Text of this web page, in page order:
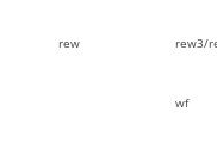
rew rew3/
wf